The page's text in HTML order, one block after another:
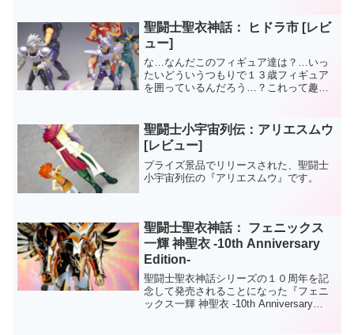
《プレ...
聖闘士聖衣神話： ヒドラ市 [レビ
ュー]
な…なんだこのフィギュア達は？…いっ
たいどういうつもりで１３歳フィギュア
を囲っているんだろう…？これって趣味
俺はなにをしているんだろうやれやれ結
局『ヒドラ市』の記事を書...
聖闘士小宇宙列伝：アリエスムウ
[レビュー]
プライズ景品でリリースされた、聖闘士
小宇宙列伝の『アリエスムウ』です。
聖闘士聖衣神話： フェニックス
一輝 神聖衣 ‐10th Anniversary
Edition‐
聖闘士聖衣神話シリーズの１０周年を記
念して発売されることになった『フェニ
ックス一輝 神聖衣 ‐10th Anniversary